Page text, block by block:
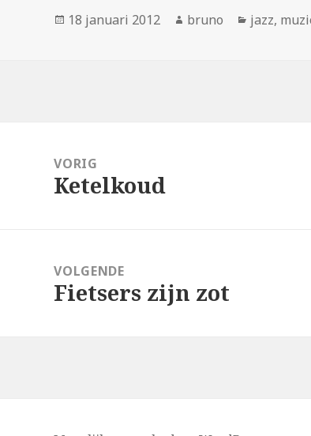
Geplaatst
18 januari 2012 Auteur
bruno jazz,
navigatieVORIG
Vorig
Ketelkoud
VOLGENDE
Volgend
Fietsers zijn zot